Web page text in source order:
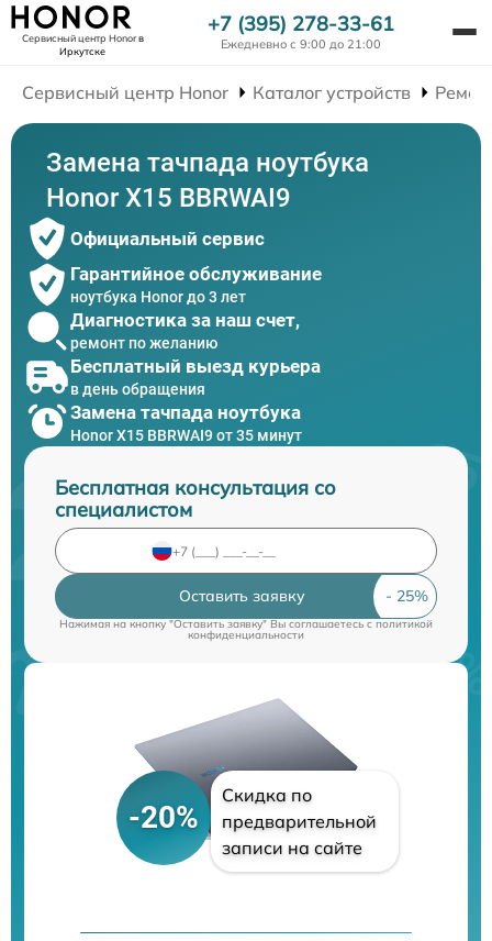
Сервисный центр Honorв
Иркутске
+7 (395) 278-33-61
Ежедневно с 9:00 до 21:00
Сервисный центр Honor Каталог устройств
Замена тачпада ноутбука
Honor X15 BBRWAI9
Официальный сервис
Гарантийное обслуживание
ноутбука Honor до 3 лет
Диагностика за наш счет,
ремонт по желанию
Бесплатный выезд курьера
в день обращения
Замена тачпада ноутбука
Honor X15 BBRWAI9 от 35 минут
Бесплатная консультация со
специалистом
Оставить заявку
Нажимая на кнопку "Оставить заявку" Вы соглашаетесь cполитикой
конфиденциальности
-20%
Скидка по
предварительной
записи на сайте